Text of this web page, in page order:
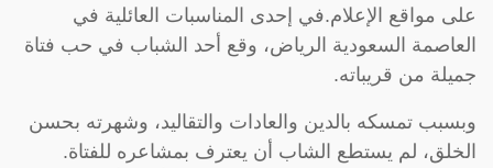
على مواقع الإعلام.في إحدى المناسبات العائلية في
العاصمة السعودية الرياض، وقع أحد الشباب في حب فتاة
جميلة من قريباته.
وبسبب تمسكه بالدين والعادات والتقاليد، وشهرته بحسن
الخلق، لم يستطع الشاب أن يعترف بمشاعره للفتاة.